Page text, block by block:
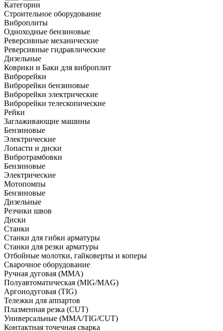
Категории
Строительное оборудование
Виброплиты
Одноходные бензиновые
Реверсивные механические
Реверсивные гидравлические
Дизельные
Коврики и Баки для виброплит
Виброрейки
Виброрейки бензиновые
Виброрейки электрические
Виброрейки телескопические
Рейки
Заглаживающие машины
Бензиновые
Электрические
Лопасти и диски
Вибротрамбовки
Бензиновые
Электрические
Мотопомпы
Бензиновые
Дизельные
Резчики швов
Диски
Станки
Станки для гибки арматуры
Станки для резки арматуры
Отбойные молотки, гайковерты и коперы
Сварочное оборудование
Ручная дуговая (MMA)
Полуавтоматическая (MIG/MAG)
Аргонодуговая (TIG)
Тележки для аппартов
Плазменная резка (CUT)
Универсальные (MMA/TIG/CUT)
Контактная точечная сварка